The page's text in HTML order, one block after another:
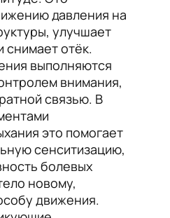
давления на
улучшает
снимает отёк.
выполняются
внимания,
связью. В
это помогает
сенситизацию,
болевых
новому,
движения.